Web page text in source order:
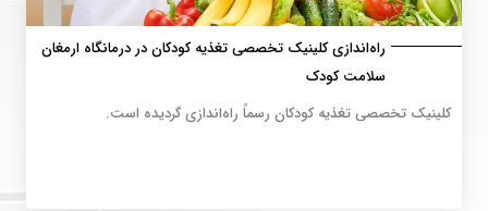
راه‌اندازی کلینیک تخصصی تغذیه کودکان در درمانگاه ارمغان
سلامت کودک
کلینیک تخصصی تغذیه کودکان رسماً راه‌اندازی گردیده است.